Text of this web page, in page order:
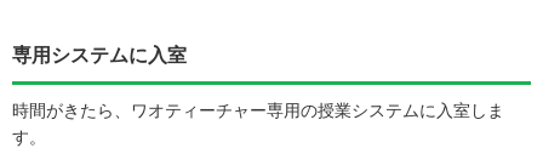
専用システムに入室
時間がきたら、ワオティーチャー専用の授業システムに入室しま
す。